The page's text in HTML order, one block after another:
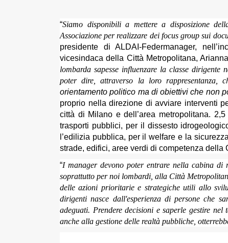
“Siamo disponibili a mettere a disposizione
Associazione per realizzare dei focus group sui
presidente di ALDAI-Federmanager,
vicesindaca della Città Metropolitana,
lombarda sapesse influenzare la classe
poter dire, attraverso la loro rappresentanza,
orientamento politico ma di obiettivi che non
proprio nella direzione di avviare interventi
città di Milano e dell’area metropolitana.
trasporti pubblici, per il dissesto
l’edilizia pubblica, per il welfare e la
strade, edifici, aree verdi di competenza della
“I manager devono poter entrare nella cabina di
soprattutto per noi lombardi, alla Città
delle azioni prioritarie e strategiche utili allo
dirigenti nasce dall'esperienza di persone che
adeguati. Prendere decisioni e saperle gestire
anche alla gestione delle realtà pubbliche,